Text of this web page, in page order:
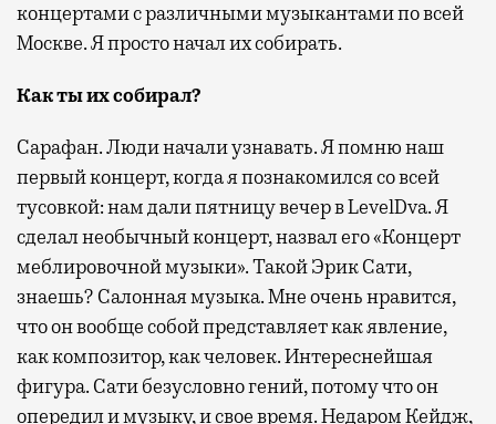
концертами с различными музыкантами по всей
Москве. Я просто начал их собирать.
Как ты их собирал?
Сарафан. Люди начали узнавать. Я помню наш
первый концерт, когда я познакомился со всей
тусовкой: нам дали пятницу вечер в LevelDva. Я
сделал необычный концерт, назвал его «Концерт
меблировочной музыки». Такой Эрик Сати,
знаешь? Салонная музыка. Мне очень нравится,
что он вообще собой представляет как явление,
как композитор, как человек. Интереснейшая
фигура. Сати безусловно гений, потому что он
опередил и музыку, и свое время. Недаром Кейдж,